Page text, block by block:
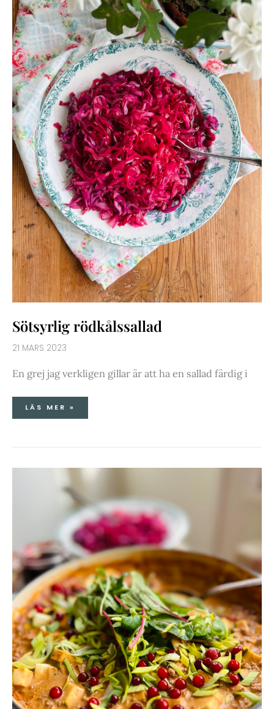
Sötsyrlig rödkålssallad
21 MARS 2023
En grej jag verkligen gillar är att ha en sallad färdig i
LÄS MER »
KRÄMIG